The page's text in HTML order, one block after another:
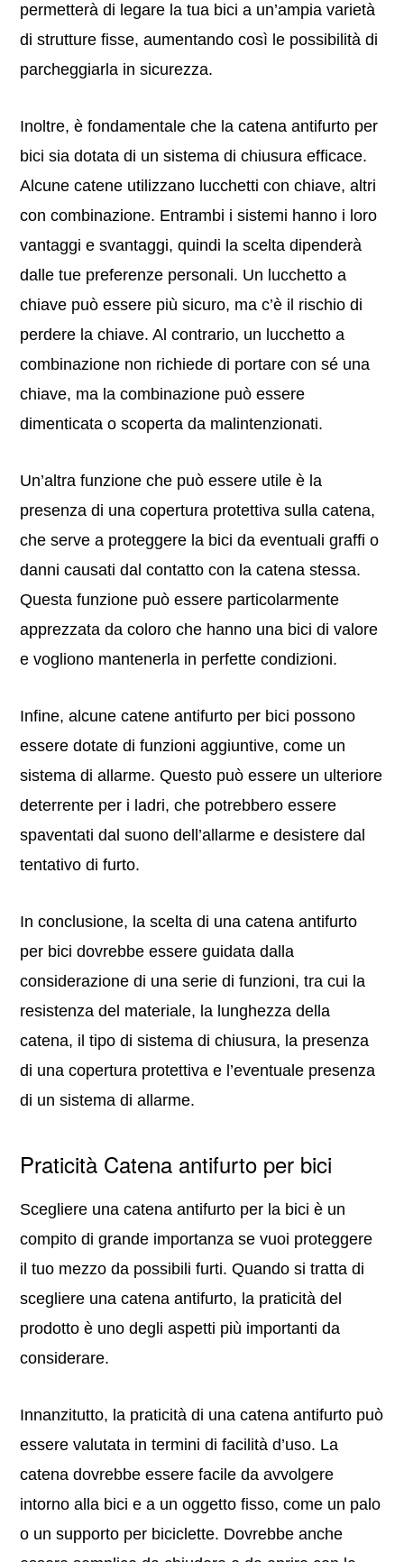
permetterà di legare la tua bici a un’ampia varietà
di strutture fisse, aumentando così le possibilità di
parcheggiarla in sicurezza.
Inoltre, è fondamentale che la catena antifurto per
bici sia dotata di un sistema di chiusura efficace.
Alcune catene utilizzano lucchetti con chiave, altri
con combinazione. Entrambi i sistemi hanno i loro
vantaggi e svantaggi, quindi la scelta dipenderà
dalle tue preferenze personali. Un lucchetto a
chiave può essere più sicuro, ma c’è il rischio di
perdere la chiave. Al contrario, un lucchetto a
combinazione non richiede di portare con sé una
chiave, ma la combinazione può essere
dimenticata o scoperta da malintenzionati.
Un’altra funzione che può essere utile è la
presenza di una copertura protettiva sulla catena,
che serve a proteggere la bici da eventuali graffi o
danni causati dal contatto con la catena stessa.
Questa funzione può essere particolarmente
apprezzata da coloro che hanno una bici di valore
e vogliono mantenerla in perfette condizioni.
Infine, alcune catene antifurto per bici possono
essere dotate di funzioni aggiuntive, come un
sistema di allarme. Questo può essere un ulteriore
deterrente per i ladri, che potrebbero essere
spaventati dal suono dell’allarme e desistere dal
tentativo di furto.
In conclusione, la scelta di una catena antifurto
per bici dovrebbe essere guidata dalla
considerazione di una serie di funzioni, tra cui la
resistenza del materiale, la lunghezza della
catena, il tipo di sistema di chiusura, la presenza
di una copertura protettiva e l’eventuale presenza
di un sistema di allarme.
Praticità Catena antifurto per bici
Scegliere una catena antifurto per la bici è un
compito di grande importanza se vuoi proteggere
il tuo mezzo da possibili furti. Quando si tratta di
scegliere una catena antifurto, la praticità del
prodotto è uno degli aspetti più importanti da
considerare.
Innanzitutto, la praticità di una catena antifurto può
essere valutata in termini di facilità d’uso. La
catena dovrebbe essere facile da avvolgere
intorno alla bici e a un oggetto fisso, come un palo
o un supporto per biciclette. Dovrebbe anche